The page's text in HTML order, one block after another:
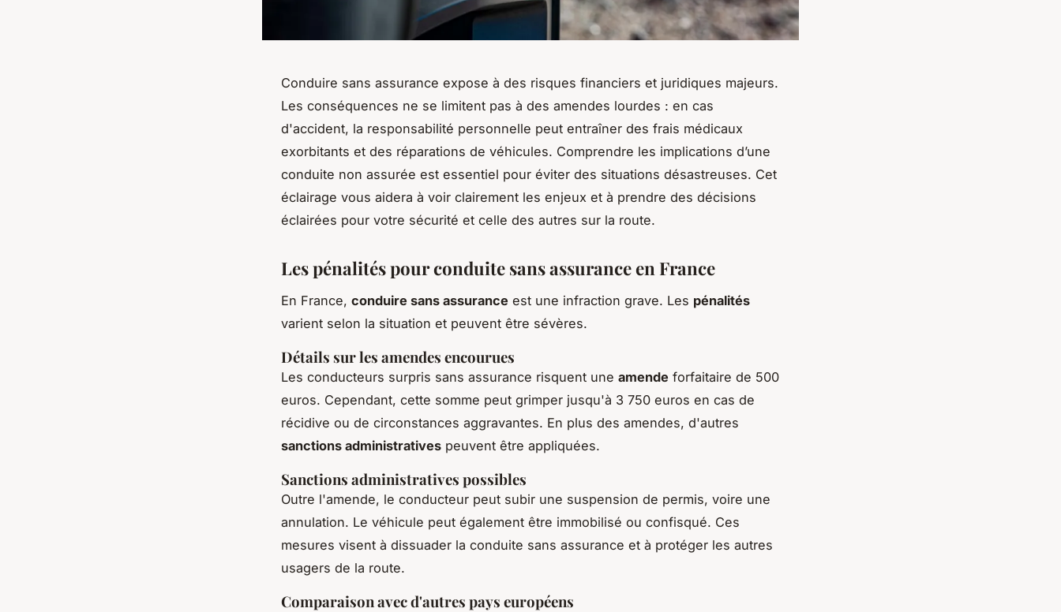
Conduire sans assurance expose à des risques financiers et juridiques majeurs.
Les conséquences ne se limitent pas à des amendes lourdes : en cas
d'accident, la responsabilité personnelle peut entraîner des frais médicaux
exorbitants et des réparations de véhicules. Comprendre les implications d’une
conduite non assurée est essentiel pour éviter des situations désastreuses. Cet
éclairage vous aidera à voir clairement les enjeux et à prendre des décisions
éclairées pour votre sécurité et celle des autres sur la route.
Les pénalités pour conduite sans assurance en France
En France, conduire sans assurance est une infraction grave. Les pénalités
varient selon la situation et peuvent être sévères.
Détails sur les amendes encourues
Les conducteurs surpris sans assurance risquent une amende forfaitaire de 500
euros. Cependant, cette somme peut grimper jusqu'à 3 750 euros en cas de
récidive ou de circonstances aggravantes. En plus des amendes, d'autres
sanctions administratives peuvent être appliquées.
Sanctions administratives possibles
Outre l'amende, le conducteur peut subir une suspension de permis, voire une
annulation. Le véhicule peut également être immobilisé ou confisqué. Ces
mesures visent à dissuader la conduite sans assurance et à protéger les autres
usagers de la route.
Comparaison avec d'autres pays européens